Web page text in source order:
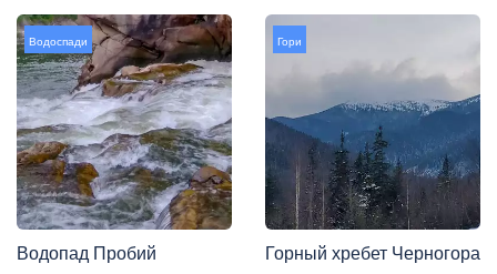
Водоспади
Водопад Пробий
Гори
Горный хребет Черногора